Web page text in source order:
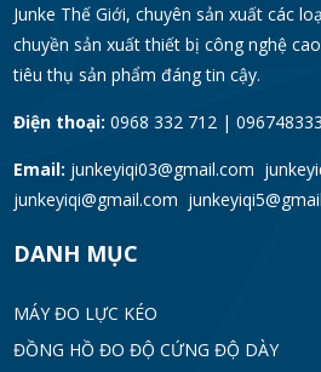
Junke Thế Giới, chuyên sản xuất các
chuyền sản xuất thiết bị công nghệ
tiêu thụ sản phẩm đáng tin cậy.
Điện thoại: 0968 332 712 |
Email: junkeyiqi03@gmail.com
junkeyiqi@gmail.com
DANH MỤC
MÁY ĐO LỰC KÉO
ĐỒNG HỒ ĐO ĐỘ CỨNG ĐỘ DÀY